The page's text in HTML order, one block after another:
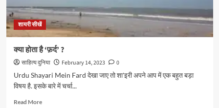
शायरी सीखें
क्या होता है ‘फ़र्द’ ?
साहित्य दुनिया February 14, 2023
0
Urdu Shayari Mein Fard देखा जाए तो शा'इरी अपने आप में एक बहुत बड़ा
विषय है. इसके बारे में चर्चा...
Read MoreRead